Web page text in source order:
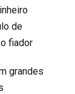
de
fiador
grandes